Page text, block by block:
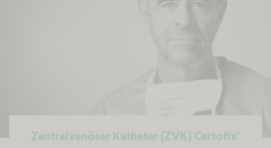
Zentralvenöser Katheter (ZVK) Certofix®